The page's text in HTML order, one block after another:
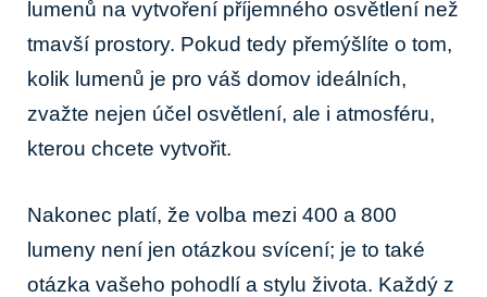
lumenů na vytvoření příjemného osvětlení než‌
tmavší prostory. ⁢Pokud tedy⁣ přemýšlíte o tom,
kolik lumenů je pro váš ​domov ideálních,
zvažte nejen účel osvětlení, ale i ‌atmosféru,
kterou chcete ⁣vytvořit.
Nakonec⁣ platí, že ‍volba ⁢mezi ⁣400 a 800
lumeny není jen ​otázkou svícení;⁣ je to také
otázka vašeho⁤ pohodlí a stylu života. Každý z